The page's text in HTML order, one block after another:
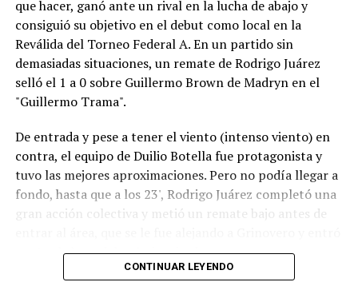
que hacer, ganó ante un rival en la lucha de abajo y
consiguió su objetivo en el debut como local en la
Reválida del Torneo Federal A. En un partido sin
demasiadas situaciones, un remate de Rodrigo Juárez
selló el 1 a 0 sobre Guillermo Brown de Madryn en el
"Guillermo Trama".
De entrada y pese a tener el viento (intenso viento) en
contra, el equipo de Duilio Botella fue protagonista y
tuvo las mejores aproximaciones. Pero no podía llegar a
fondo, hasta que a los 23', Rodrigo Juárez completó una
gran acción colectiva y metió un remate bajo antes de
contra la base del caño izquierdo.
CONTINUAR LEYENDO